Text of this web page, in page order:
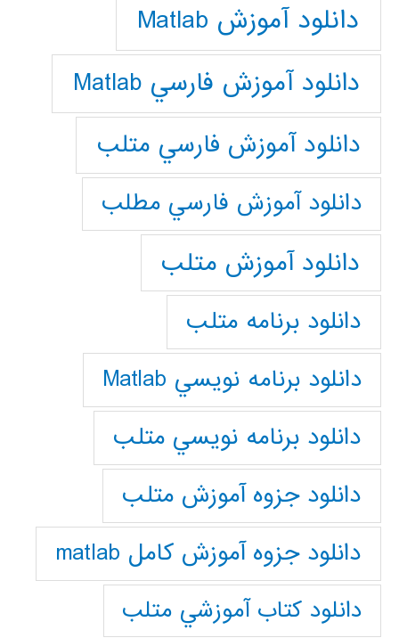
دانلود آموزش Matlab
دانلود آموزش فارسي Matlab
دانلود آموزش فارسي متلب
دانلود آموزش فارسي مطلب
دانلود آموزش متلب
دانلود برنامه متلب
دانلود برنامه نويسي Matlab
دانلود برنامه نويسي متلب
دانلود جزوه آموزش متلب
دانلود جزوه آموزش کامل matlab
دانلود كتاب آموزشي متلب